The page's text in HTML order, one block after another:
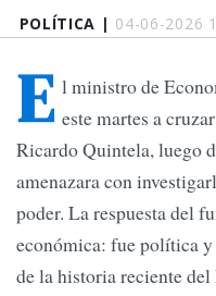
POLÍTICA | 04-06-2026
E l ministro de
este martes a
Ricardo Quintela, luego
amenazara con
poder. La respuesta del
económica: fue política
de la historia reciente